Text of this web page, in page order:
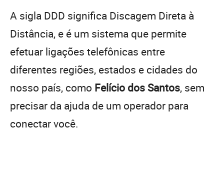
A sigla DDD significa Discagem Direta à
Distância, e é um sistema que permite
efetuar ligações telefônicas entre
diferentes regiões, estados e cidades do
nosso país, como Felício dos Santos, sem
precisar da ajuda de um operador para
conectar você.